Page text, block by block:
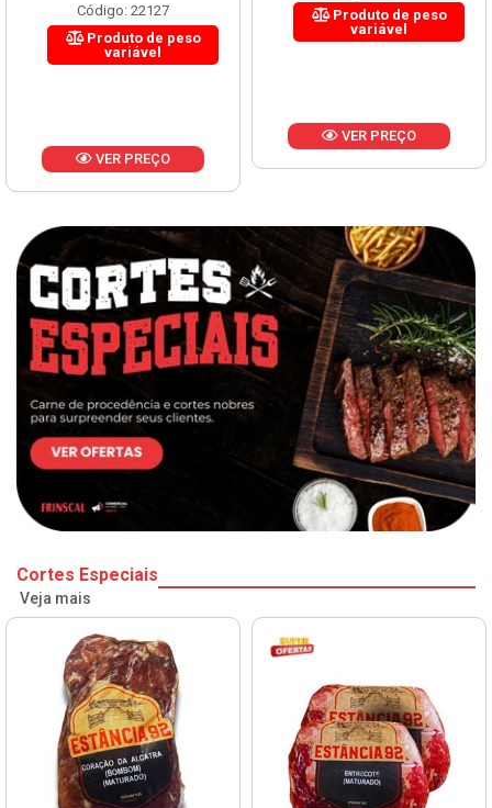
Código: 22127
Produto de peso
variável
VER PREÇO
Produto de peso
variável
VER PREÇO
Cortes Especiais
Veja mais